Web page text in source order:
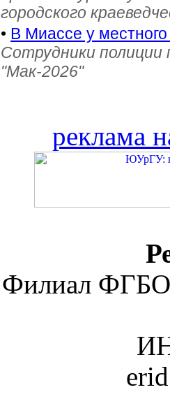
городского
• В Миассе у
Сотрудники полиции
"Мак-2026"
реклама
Филиал